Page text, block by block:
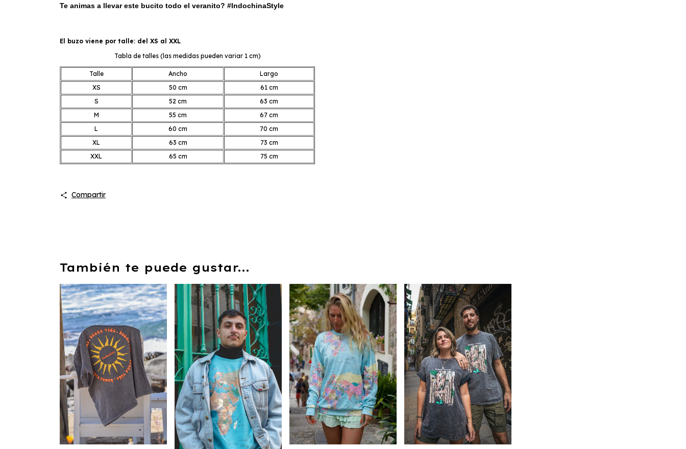
Te animas a llevar este bucito todo el veranito? #IndochinaStyle
El buzo viene por talle: del XS al XXL
Tabla de talles (las medidas pueden variar 1 cm)
Talle Ancho
Largo
XS
50 cm
61 cm
S
52 cm
63 cm
M
55 cm
67 cm
L
60 cm
70 cm
XL
63 cm
73 cm
XXL
65 cm 75 cm
Compartir
También te puede gustar...